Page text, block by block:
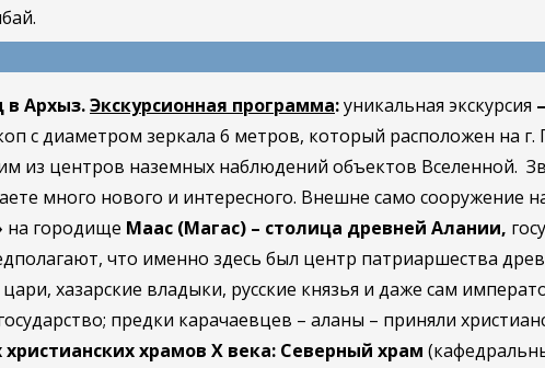
в Архыз.Экскурсионная программа:уникальная экскурсия
с диаметром зеркала 6 метров, который расположен на г.
из центров наземных наблюдений объектов Вселенной.
много нового и интересного. Внешне само сооружение
на городище Маас (Магас) – столица древней Алании,
что именно здесь был центр патриаршества
хазарские владыки, русские князья и даже сам
предки карачаевцев – аланы – приняли
христианских храмов Х века: Северный храм